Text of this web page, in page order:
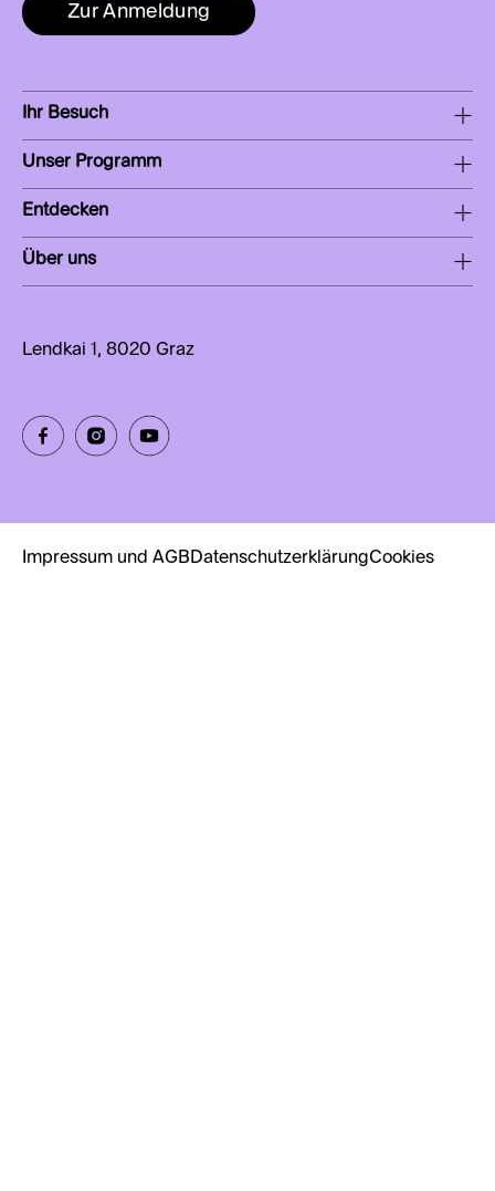
Zur Anmeldung
Ihr Besuch
Unser Programm
Entdecken
Über uns
Lendkai 1, 8020 Graz
Impressum und AGBDatenschutzerklärungCookies